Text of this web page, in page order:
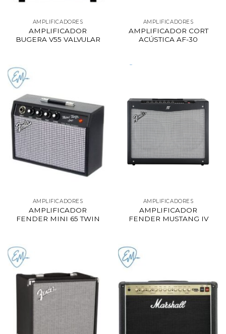
AMPLIFICADORES
AMPLIFICADOR
BUGERA V55 VALVULAR
AMPLIFICADORES
AMPLIFICADOR CORT
ACÚSTICA AF-30
AMPLIFICADORES
AMPLIFICADOR
FENDER MINI 65 TWIN
AMPLIFICADORES
AMPLIFICADOR
FENDER MUSTANG IV